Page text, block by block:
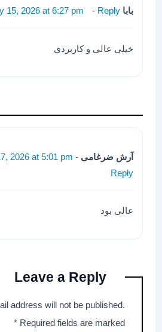
بابا 15, 2026 at 6:27 pm Reply
خیلی عالی و کاربردی
آرش ضرغامی
2026 at 5:01 pm
Reply
عالی بود
Leave a Reply
address will not be published.
Required fields are marked
*